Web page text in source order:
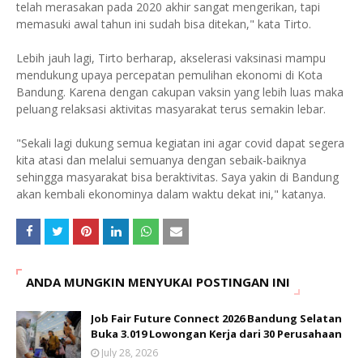
telah merasakan pada 2020 akhir sangat mengerikan, tapi
memasuki awal tahun ini sudah bisa ditekan," kata Tirto.
Lebih jauh lagi, Tirto berharap, akselerasi vaksinasi mampu
mendukung upaya percepatan pemulihan ekonomi di Kota
Bandung. Karena dengan cakupan vaksin yang lebih luas maka
peluang relaksasi aktivitas masyarakat terus semakin lebar.
"Sekali lagi dukung semua kegiatan ini agar covid dapat segera
kita atasi dan melalui semuanya dengan sebaik-baiknya
sehingga masyarakat bisa beraktivitas. Saya yakin di Bandung
akan kembali ekonominya dalam waktu dekat ini," katanya.
ANDA MUNGKIN MENYUKAI POSTINGAN INI
Job Fair Future Connect 2026 Bandung Selatan
Buka 3.019 Lowongan Kerja dari 30 Perusahaan
July 28, 2026